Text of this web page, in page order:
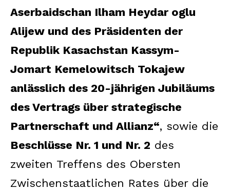
Aserbaidschan Ilham Heydar oglu
Alijew und des Präsidenten der
Republik Kasachstan Kassym-
Jomart Kemelowitsch Tokajew
anlässlich des 20-jährigen Jubiläums
des Vertrags über strategische
Partnerschaft und Allianz“, sowie die
Beschlüsse Nr. 1 und Nr. 2 des
zweiten Treffens des Obersten
Zwischenstaatlichen Rates über die